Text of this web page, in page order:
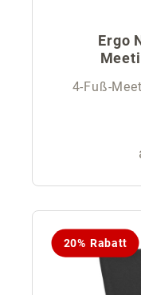
Ergo
4-Fuß-
20% Rabatt